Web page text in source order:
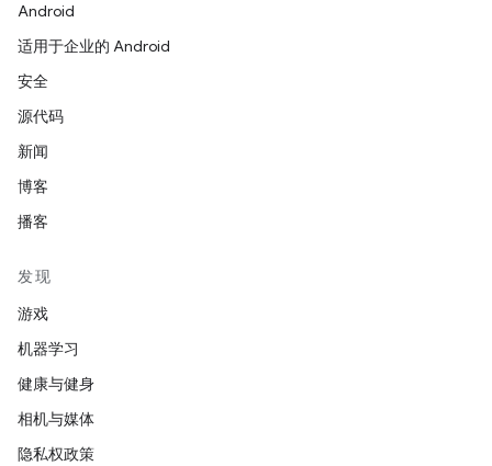
Android
适用于企业的 Android
安全
源代码
新闻
博客
播客
发现
游戏
机器学习
健康与健身
相机与媒体
隐私权政策